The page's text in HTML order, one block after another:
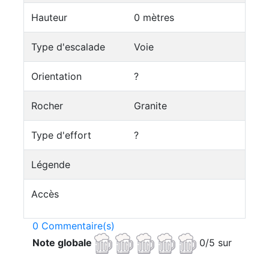
Hauteur 0 mètres
Type d'escalade Voie
Orientation ?
Rocher Granite
Type d'effort ?
Légende
Accès
0 Commentaire(s)
Note globale
0/5 sur